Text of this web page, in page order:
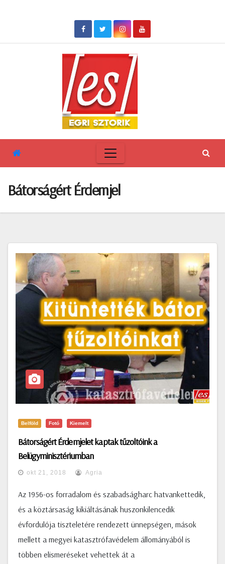
Bátorságért Érdemjel
Belföld Fotó Kiemelt
Bátorságért Érdemjelet kaptak tűzoltóink a
Belügyminisztériumban
okt 21, 2018 Agria
Az 1956-os forradalom és szabadságharc hatvankettedik,
és a köztársaság kikiáltásának huszonkilencedik
évfordulója tiszteletére rendezett ünnepségen, mások
mellett a megyei katasztrófavédelem állományából is
többen elismeréseket vehettek át a